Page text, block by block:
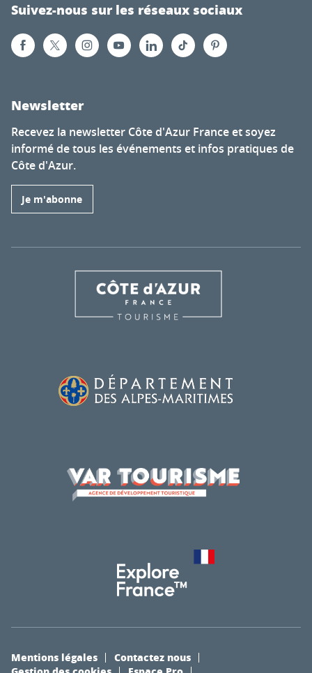
Suivez-nous sur les réseaux sociaux
Newsletter
Recevez la newsletter Côte d'Azur France et soyez
informé de tous les événements et infos pratiques de
Côte d'Azur.
Je m'abonne
Mentions légales
Contactez nous